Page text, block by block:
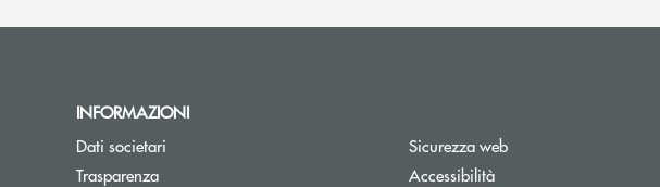
INFORMAZIONI
Dati societari
Trasparenza
Sicurezza web
Accessibilità